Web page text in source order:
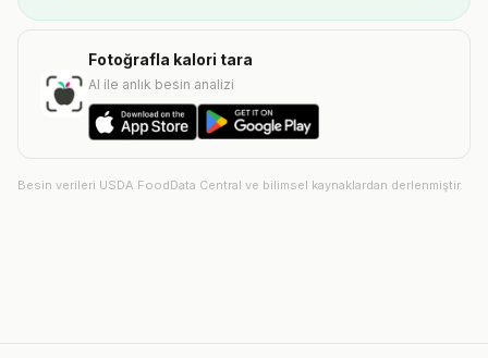
Fotoğrafla kalori tara
AI ile anlık besin analizi
Besin verileri USDA FoodData Central ve bilimsel kaynaklardan derlenmiştir.